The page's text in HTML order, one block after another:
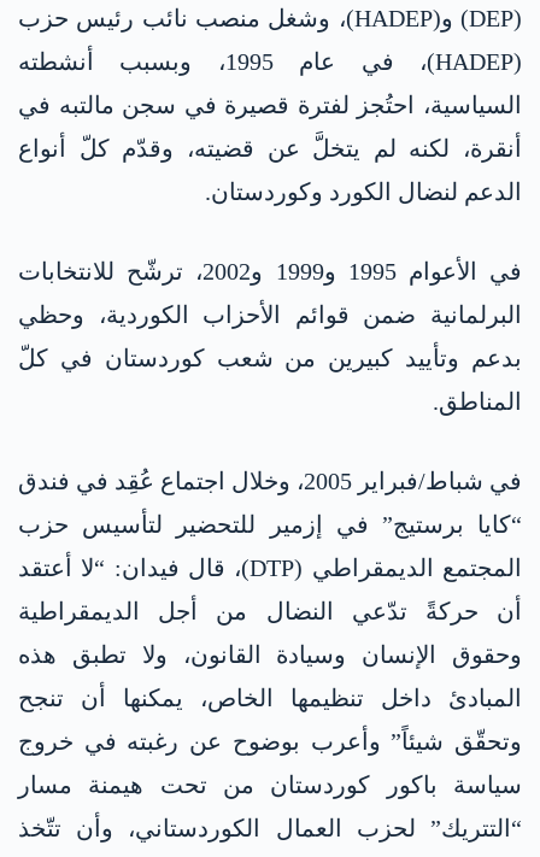
(DEP) و(HADEP)، وشغل منصب نائب رئيس حزب
(HADEP)، في عام 1995، وبسبب أنشطته
السياسية، احتُجز لفترة قصيرة في سجن مالتبه في
أنقرة، لكنه لم يتخلَّ عن قضيته، وقدّم كلّ أنواع
الدعم لنضال الكورد وكوردستان.
في الأعوام 1995 و1999 و2002، ترشّح للانتخابات
البرلمانية ضمن قوائم الأحزاب الكوردية، وحظي
بدعم وتأييد كبيرين من شعب كوردستان في كلّ
المناطق.
في شباط/فبراير 2005، وخلال اجتماع عُقِد في فندق
“كايا برستيج” في إزمير للتحضير لتأسيس حزب
المجتمع الديمقراطي (DTP)، قال فيدان: “لا أعتقد
أن حركةً تدّعي النضال من أجل الديمقراطية
وحقوق الإنسان وسيادة القانون، ولا تطبق هذه
المبادئ داخل تنظيمها الخاص، يمكنها أن تنجح
وتحقّق شيئاً” وأعرب بوضوح عن رغبته في خروج
سياسة باكور كوردستان من تحت هيمنة مسار
“التتريك” لحزب العمال الكوردستاني، وأن تتّخذ